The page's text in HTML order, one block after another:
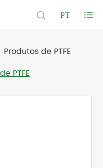
PT
Produtos de PTFE
PTFE